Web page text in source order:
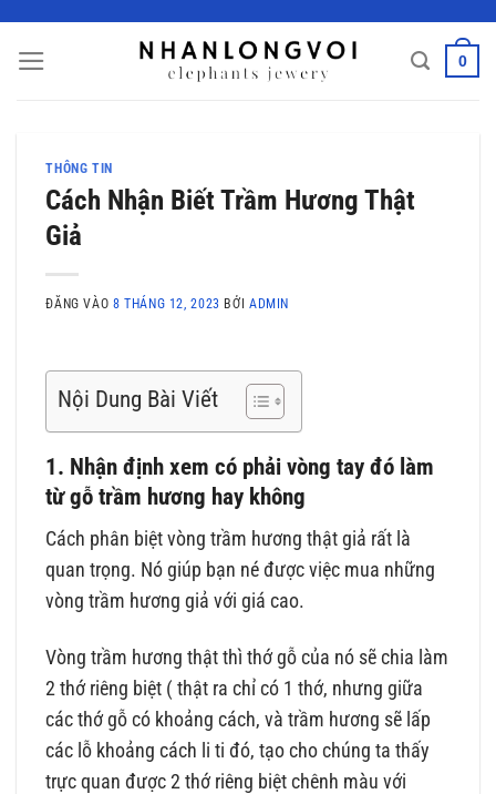
nội
0
THÔNG TIN
Cách Nhận Biết Trầm Hương Thật
Giả
ĐĂNG VÀO 8 THÁNG 12, 2023 BỞI ADMIN
Nội Dung Bài Viết
1. Nhận định xem có phải vòng tay đó làm
từ gỗ trầm hương hay không
Cách phân biệt vòng trầm hương thật giả rất là
quan trọng. Nó giúp bạn né được việc mua những
vòng trầm hương giả với giá cao.
Vòng trầm hương thật thì thớ gỗ của nó sẽ chia làm
2 thớ riêng biệt ( thật ra chỉ có 1 thớ, nhưng giữa
các thớ gỗ có khoảng cách, và trầm hương sẽ lấp
các lỗ khoảng cách li ti đó, tạo cho chúng ta thấy
trực quan được 2 thớ riêng biệt chênh màu với